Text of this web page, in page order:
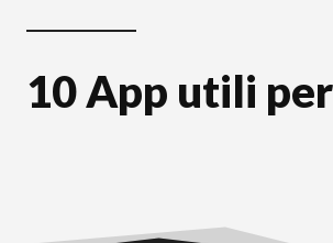
10 App utili